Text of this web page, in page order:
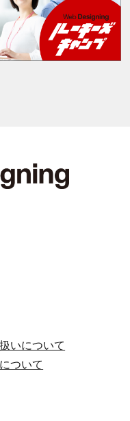
いについて
ついて